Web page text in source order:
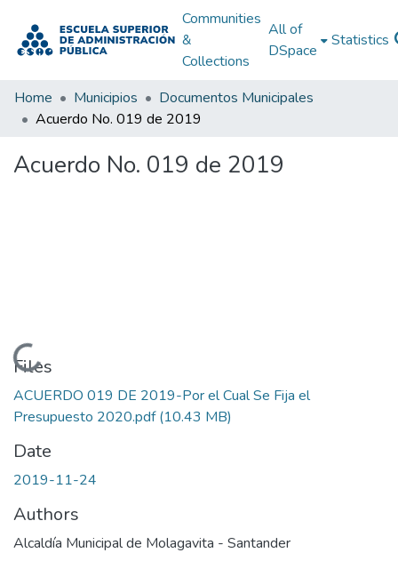
Communities
&
Collections
All of
DSpace
Statistics
Home Municipios
Documentos Municipales
Acuerdo No. 019 de 2019
Acuerdo No. 019 de 2019
Loading...
Files
ACUERDO 019 DE 2019-Por el Cual Se Fija el
Presupuesto 2020.pdf(10.43 MB)
Date
2019-11-24
Authors
Alcaldía Municipal de Molagavita - Santander